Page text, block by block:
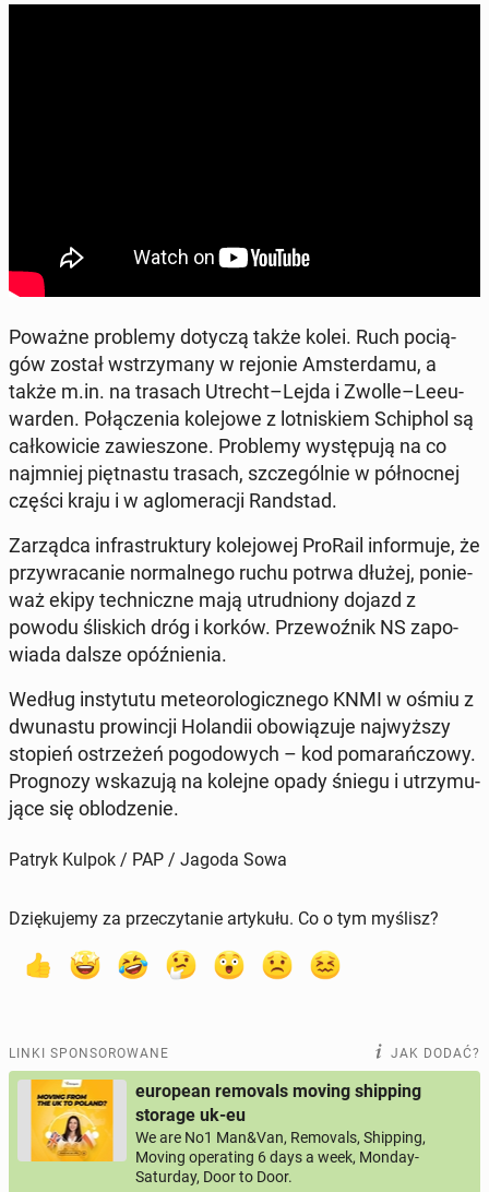
Poważne pro­ble­my dotyczą także kolei. Ruch po­cią­
gów został wstrzy­ma­ny w rejonie Am­ster­da­mu, a
także m.in. na trasach Utrecht–Lejda i Zwolle–Le­eu­
war­den. Po­łą­cze­nia ko­le­jo­we z lot­ni­skiem Schi­phol są
cał­ko­wi­cie za­wie­szo­ne. Pro­ble­my wy­stę­pu­ją na co
naj­mniej pięt­na­stu trasach, szcze­gól­nie w pół­noc­nej
części kraju i w aglo­me­ra­cji Rand­stad.
Za­rząd­ca in­fra­struk­tu­ry ko­le­jo­wej ProRail in­for­mu­je, że
przy­wra­ca­nie nor­mal­ne­go ruchu potrwa dłużej, po­nie­
waż ekipy tech­nicz­ne mają utrud­nio­ny dojazd z
powodu śli­skich dróg i korków. Prze­woź­nik NS za­po­
wia­da dalsze opóź­nie­nia.
Według in­sty­tu­tu me­te­oro­lo­gicz­ne­go KNMI w ośmiu z
dwu­na­stu pro­win­cji Ho­lan­dii obo­wią­zu­je naj­wyż­szy
stopień ostrze­żeń po­go­do­wych – kod po­ma­rań­czo­wy.
Pro­gno­zy wska­zu­ją na kolejne opady śniegu i utrzy­mu­
ją­ce się ob­lo­dze­nie.
Patryk Kulpok / PAP / Jagoda Sowa
Dziękujemy za przeczytanie artykułu. Co o tym myślisz?
LINKI SPONSOROWANE JAK DODAĆ?
european removals moving shipping
storage uk-eu
We are No1 Man&Van, Removals, Shipping,
Moving operating 6 days a week, Monday-
Saturday, Door to Door.